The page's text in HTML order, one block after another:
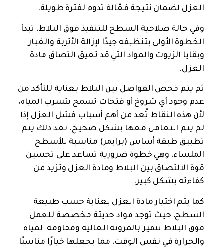
العزل لضمان نتيجة فعّالة تدوم لفترة طويلة.
وفي حالة صلاحية السطح للتنفيذ فوق البلاط، تبدأ
الخطوة الأولى بتنظيفه جيدًا لإزالة الأتربة والغبار
وبقايا الزيوت والمواد التي قد تعيق التصاق مادة
العزل.
ثم يتم فحص الفواصل بين البلاط بعناية للتأكد من
عدم وجود أي شروخ أو فتحات تسمح بتسرب المياه،
لأن هذه النقاط تُعد من أهم أسباب فشل العزل إذا
لم يتم التعامل معها بشكل صحيح. بعد ذلك يتم
تطبيق طبقة أساس (برايمر) مناسبة للأسطح
الملساء، وهي خطوة ضرورية تساعد على تحسين
قوة الالتصاق بين البلاط ومادة العزل وتزيد من
كفاءته بشكل كبير.
كما يتم اختيار مادة العزل بعناية حسب طبيعة
السطح، حيث توجد مواد حديثة مخصصة للعمل
فوق البلاط تتميز بالمرونة العالية ومقاومة المياه
والحرارة في نفس الوقت، مما يجعلها خيارًا مناسبًا